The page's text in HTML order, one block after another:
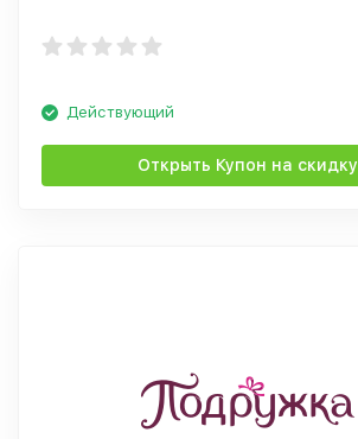
Действующий
Открыть Купон на скидку